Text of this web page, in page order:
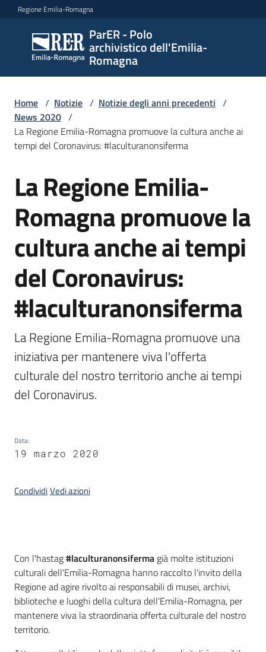
Vai al contenuto
Vai alla navigazione
Vai al footer
Regione Emilia-Romagna
ParER - Polo
archivistico dell'Emilia-
Romagna
ParER -
Polo
archivistico
Romagna
Polo
Archivio
storico
Conservazione
Argomenti
Contatti
Seguici
Home / Notizie / Notizie degli anni precedenti /
News 2020 /
La Regione Emilia-Romagna promuove la cultura anche ai
tempi del Coronavirus: #laculturanonsiferma
Salta al contenuto
La Regione Emilia-
Romagna promuove la
cultura anche ai tempi
del Coronavirus:
#laculturanonsiferma
La Regione Emilia-Romagna promuove una
iniziativa per mantenere viva l'offerta
culturale del nostro territorio anche ai tempi
del Coronavirus.
Data:
19 marzo 2020
CondividiVedi azioni
Introduzione
Con l'hastag#laculturanonsiferma già molte istituzioni
culturali dell'Emilia-Romagna hanno raccolto l'invito della
Regione ad agire rivolto ai responsabili di musei, archivi,
biblioteche e luoghi della cultura dell’Emilia-Romagna, per
mantenere viva la straordinaria offerta culturale del nostro
territorio.